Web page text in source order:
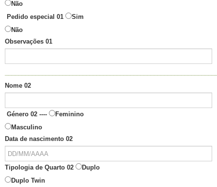
Não
Pedido especial 01
Sim
Não
Observações 01
Nome 02
Género 02 ----
Feminino
Masculino
Data de nascimento 02
Tipologia de Quarto 02
Duplo
Duplo Twin